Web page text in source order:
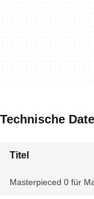
Technische
Titel
Masterpieced 0 für